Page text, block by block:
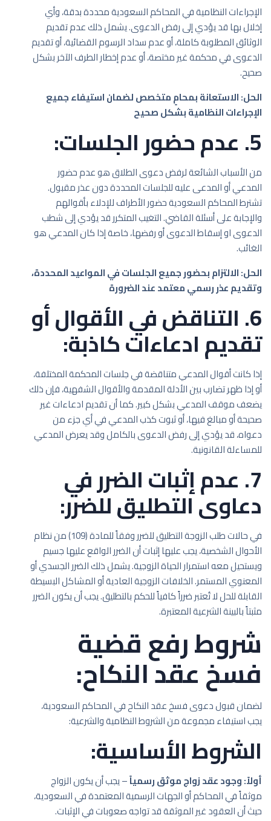
الإجراءات النظامية في المحاكم السعودية محددة بدقة، وأي
إخلال بها قد يؤدي إلى رفض الدعوى. يشمل ذلك عدم تقديم
الوثائق المطلوبة كاملة، أو عدم سداد الرسوم القضائية، أو تقديم
الدعوى في محكمة غير مختصة، أو عدم إخطار الطرف الآخر بشكل
صحيح.
الحل: الاستعانة بمحامٍ متخصص لضمان استيفاء جميع
الإجراءات النظامية بشكل صحيح
5. عدم حضور الجلسات:
من الأسباب الشائعة لرفض دعوى الطلاق هو عدم حضور
المدعي أو المدعى عليه للجلسات المحددة دون عذر مقبول.
تشترط المحاكم السعودية حضور الأطراف للإدلاء بأقوالهم
والإجابة على أسئلة القاضي. التغيب المتكرر قد يؤدي إلى شطب
الدعوى او إسقاط الدعوى أو رفضها، خاصة إذا كان المدعي هو
الغائب.
الحل: الالتزام بحضور جميع الجلسات في المواعيد المحددة،
وتقديم عذر رسمي معتمد عند الضرورة
6. التناقض في الأقوال أو
تقديم ادعاءات كاذبة:
إذا كانت أقوال المدعي متناقضة في جلسات المحكمة المختلفة،
أو إذا ظهر تضارب بين الأدلة المقدمة والأقوال الشفهية، فإن ذلك
يضعف موقف المدعي بشكل كبير. كما أن تقديم ادعاءات غير
صحيحة أو مبالغ فيها، أو ثبوت كذب المدعي في أي جزء من
دعواه، قد يؤدي إلى رفض الدعوى بالكامل وقد يعرض المدعي
للمساءلة القانونية.
7. عدم إثبات الضرر في
دعاوى التطليق للضرر:
في حالات طلب الزوجة التطليق للضرر وفقاً للمادة (109) من نظام
الأحوال الشخصية، يجب عليها إثبات أن الضرر الواقع عليها جسيم
ويستحيل معه استمرار الحياة الزوجية. يشمل ذلك الضرر الجسدي أو
المعنوي المستمر. الخلافات الزوجية العادية أو المشاكل البسيطة
القابلة للحل لا تُعتبر ضرراً كافياً للحكم بالتطليق. يجب أن يكون الضرر
مثبتاً بالبينة الشرعية المعتبرة.
شروط رفع قضية
فسخ عقد النكاح:
لضمان قبول دعوى فسخ عقد النكاح في المحاكم السعودية،
يجب استيفاء مجموعة من الشروط النظامية والشرعية:
الشروط الأساسية:
أولاً: وجود عقد زواج موثق رسمياً– يجب أن يكون الزواج
موثقاً في المحاكم أو الجهات الرسمية المعتمدة في السعودية،
حيث أن العقود غير الموثقة قد تواجه صعوبات في الإثبات.